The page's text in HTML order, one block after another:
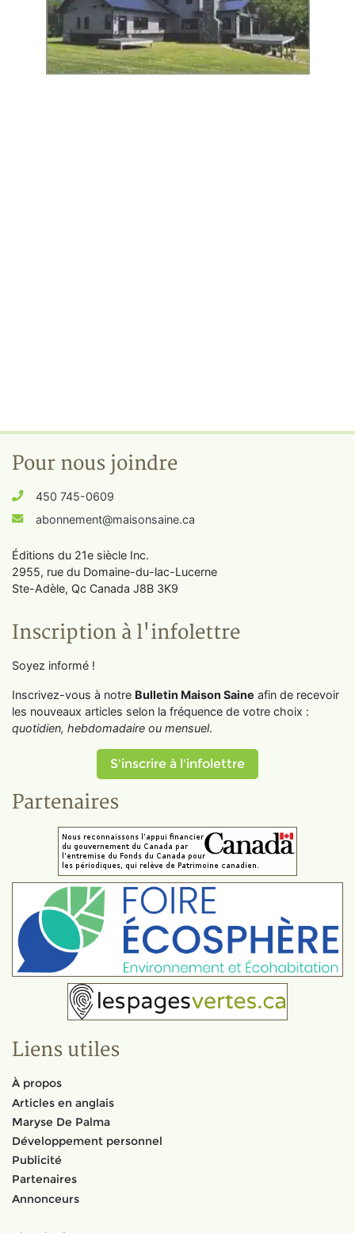
Pour nous joindre
450 745-0609
abonnement@maisonsaine.ca
Éditions du 21e siècle Inc.
2955, rue du Domaine-du-lac-Lucerne
Ste-Adèle, Qc Canada J8B 3K9
Inscription à l'infolettre
Soyez informé !
Inscrivez-vous à notre Bulletin Maison Saine afin de recevoir
les nouveaux articles selon la fréquence de votre choix :
quotidien, hebdomadaire ou mensuel.
S'inscrire à l'infolettre
Partenaires
Liens utiles
À propos
Articles en anglais
Maryse De Palma
Développement personnel
Publicité
Partenaires
Annonceurs